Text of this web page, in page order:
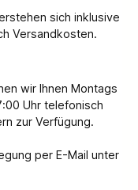
sich inklusive
Versandkosten.
wir Ihnen Montags
Uhr telefonisch
zur Verfügung.
per E-Mail unter